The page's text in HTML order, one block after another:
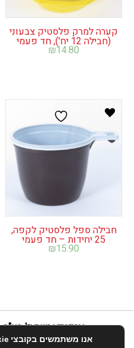
קערה למרק פלסטיק צבעוני
(חבילה 12 יח'), חד פעמי
₪14.80
חבילה ספל פלסטיק לקפה,
25 יחידות – חד פעמי
₪15.90
אנפוריא ישראל